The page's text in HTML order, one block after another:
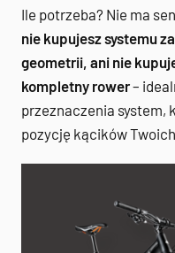
Ile potrzeba? Nie ma
nie kupujesz systemu
geometrii, ani nie
kompletny rower–
przeznaczenia system,
pozycję kącików